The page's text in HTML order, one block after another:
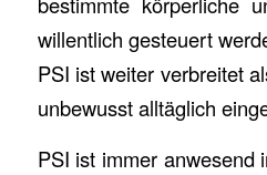
willentlich gesteuert
PSI ist weiter verbreitet
unbewusst alltäglich
PSI ist immer anwesend